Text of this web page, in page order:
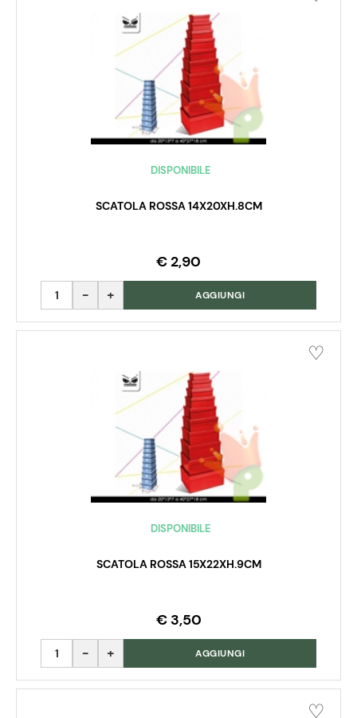
DISPONIBILE
SCATOLA ROSSA 14X20XH.8CM
€ 2,90
Quantità AGGIUNGI
DISPONIBILE
SCATOLA ROSSA 15X22XH.9CM
€ 3,50
Quantità AGGIUNGI